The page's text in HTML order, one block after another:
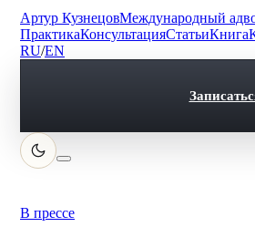
Артур КузнецовМеждународный
ПрактикаКонсультацияСтатьиКнига
RU/EN
В прессе